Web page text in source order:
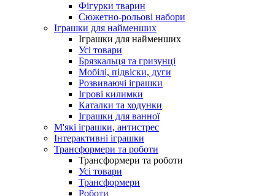
Фігурки тварин
Сюжетно-рольові набори
Іграшки для найменших
Іграшки для найменших
Усі товари
Брязкальця та гризунці
Мобілі, підвіски, дуги
Розвиваючі іграшки
Ігрові килимки
Каталки та ходунки
Іграшки для ванної
М'які іграшки, антистрес
Інтерактивні іграшки
Трансформери та роботи
Трансформери та роботи
Усі товари
Трансформери
Роботи